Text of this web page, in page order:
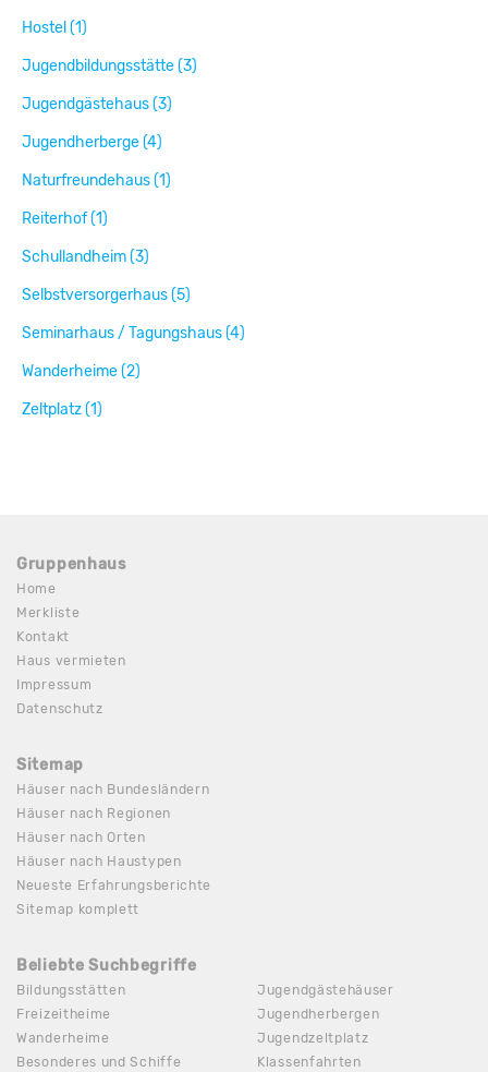
Hostel (1)
Jugendbildungsstätte (3)
Jugendgästehaus (3)
Jugendherberge (4)
Naturfreundehaus (1)
Reiterhof (1)
Schullandheim (3)
Selbstversorgerhaus (5)
Seminarhaus / Tagungshaus (4)
Wanderheime (2)
Zeltplatz (1)
Gruppenhaus
Home
Merkliste
Kontakt
Haus vermieten
Impressum
Datenschutz
Sitemap
Häuser nach Bundesländern
Häuser nach Regionen
Häuser nach Orten
Häuser nach Haustypen
Neueste Erfahrungsberichte
Sitemap komplett
Beliebte Suchbegriffe
Bildungsstätten
Freizeitheime
Wanderheime
Besonderes und Schiffe
Jugendgästehäuser
Jugendherbergen
Jugendzeltplatz
Klassenfahrten